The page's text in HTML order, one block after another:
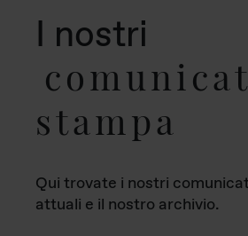
I nostri
stampa
Qui trovate i nostri
attuali e il nostro archivio.